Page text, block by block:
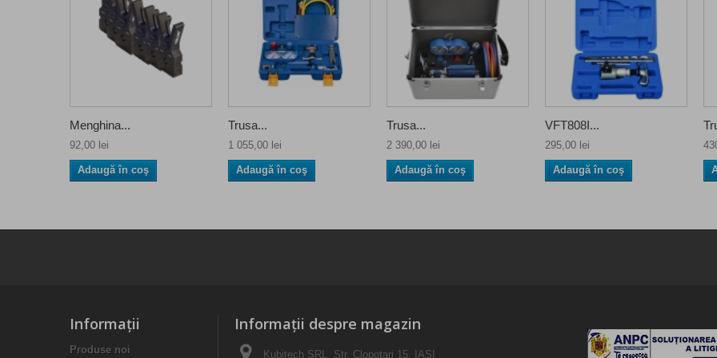
Menghina...
92,00 lei
Adaugă în coş
Trusa...
1 055,00 lei
Adaugă în coş
Trusa...
2 390,00 lei
Adaugă în coş
VFT808I...
295,00 lei
Adaugă în coş
Informaţii
Produse noi
Informații despre magazin
Kubitech SRL, Str. Clopotari 15, IASI